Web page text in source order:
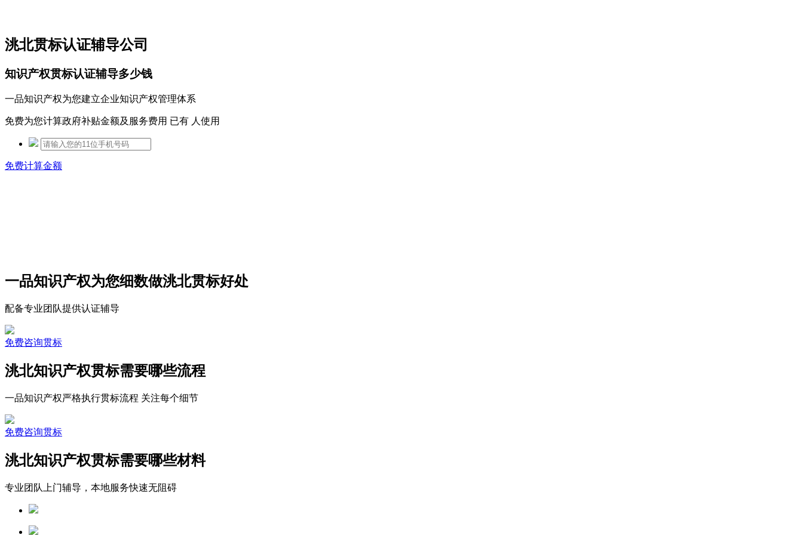
洮北贯标认证辅导公司
知识产权贯标认证辅导多少钱
一品知识产权为您建立企业知识产权管理体系
免费为您计算政府补贴金额及服务费用 已有 人使用
免费计算金额
一品知识产权为您细数做洮北贯标好处
配备专业团队提供认证辅导
免费咨询贯标
洮北知识产权贯标需要哪些流程
一品知识产权严格执行贯标流程 关注每个细节
免费咨询贯标
洮北知识产权贯标需要哪些材料
专业团队上门辅导，本地服务快速无阻碍